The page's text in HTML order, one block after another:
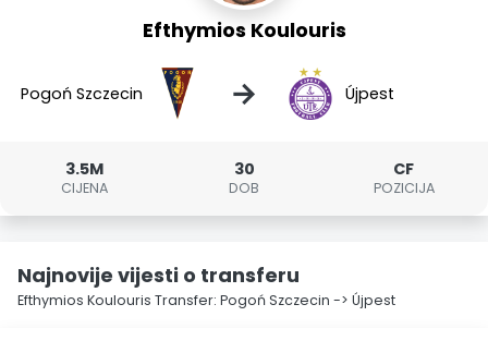
Efthymios Koulouris
Pogoń Szczecin → Újpest
3.5M
CIJENA
30
DOB
CF
POZICIJA
Najnovije vijesti o transferu
Efthymios Koulouris Transfer: Pogoń Szczecin -> Újpest